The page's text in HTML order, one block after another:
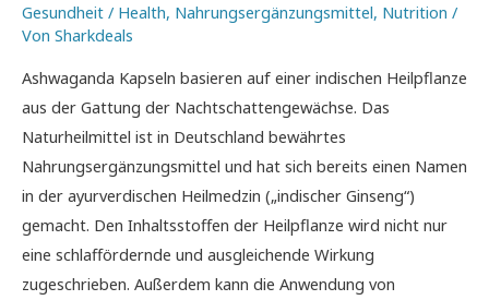
Gesundheit / Health, Nahrungsergänzungsmittel, Nutrition /
Von Sharkdeals
Ashwaganda Kapseln basieren auf einer indischen Heilpflanze
aus der Gattung der Nachtschattengewächse. Das
Naturheilmittel ist in Deutschland bewährtes
Nahrungsergänzungsmittel und hat sich bereits einen Namen
in der ayurverdischen Heilmedzin („indischer Ginseng“)
gemacht. Den Inhaltsstoffen der Heilpflanze wird nicht nur
eine schlaffördernde und ausgleichende Wirkung
zugeschrieben. Außerdem kann die Anwendung von